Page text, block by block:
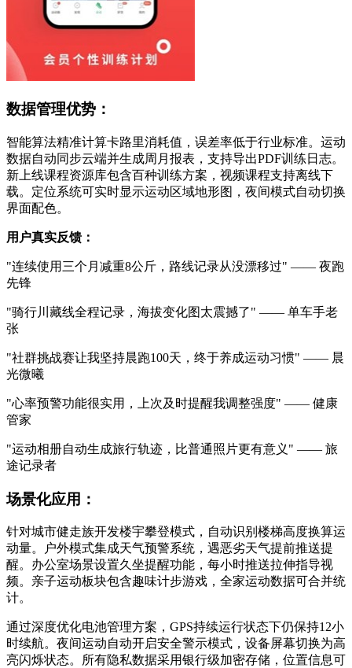
数据管理优势：
智能算法精准计算卡路里消耗值，误差率低于行业标准。运动
数据自动同步云端并生成周月报表，支持导出PDF训练日志。
新上线课程资源库包含百种训练方案，视频课程支持离线下
载。定位系统可实时显示运动区域地形图，夜间模式自动切换
界面配色。
用户真实反馈：
"连续使用三个月减重8公斤，路线记录从没漂移过" —— 夜跑
先锋
"骑行川藏线全程记录，海拔变化图太震撼了" —— 单车手老
张
"社群挑战赛让我坚持晨跑100天，终于养成运动习惯" —— 晨
光微曦
"心率预警功能很实用，上次及时提醒我调整强度" —— 健康
管家
"运动相册自动生成旅行轨迹，比普通照片更有意义" —— 旅
途记录者
场景化应用：
针对城市健走族开发楼宇攀登模式，自动识别楼梯高度换算运
动量。户外模式集成天气预警系统，遇恶劣天气提前推送提
醒。办公室场景设置久坐提醒功能，每小时推送拉伸指导视
频。亲子运动板块包含趣味计步游戏，全家运动数据可合并统
计。
通过深度优化电池管理方案，GPS持续运行状态下仍保持12小
时续航。夜间运动自动开启安全警示模式，设备屏幕切换为高
亮闪烁状态。所有隐私数据采用银行级加密存储，位置信息可